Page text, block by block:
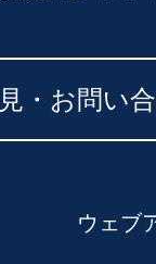
・お問い
ウェブ